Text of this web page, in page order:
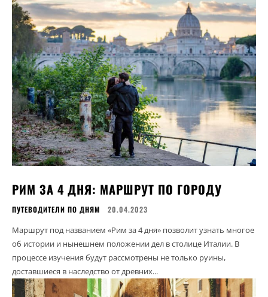
РИМ ЗА 4 ДНЯ: МАРШРУТ ПО ГОРОДУ
ПУТЕВОДИТЕЛИ ПО ДНЯМ 20.04.2023
Маршрут под названием «Рим за 4 дня» позволит узнать многое
об истории и нынешнем положении дел в столице Италии. В
процессе изучения будут рассмотрены не только руины,
доставшиеся в наследство от древних...